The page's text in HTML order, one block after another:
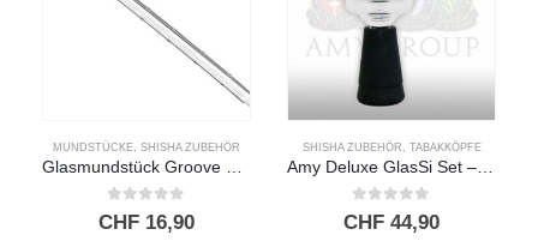
MUNDSTÜCKE SHISHA ZUBEHÖR
0out of 5
CHF 16,90
SHISHA ZUBEHÖR TABAKKÖPFE
0out of 5
CHF 44,90